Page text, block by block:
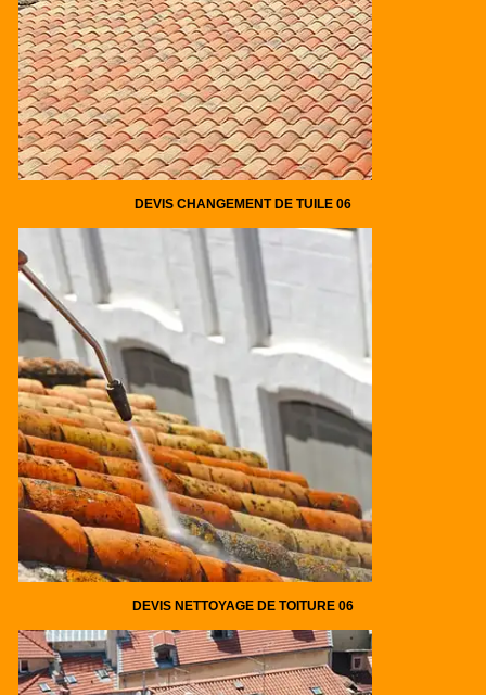
DEVIS CHANGEMENT DE TUILE 06
DEVIS NETTOYAGE DE TOITURE 06